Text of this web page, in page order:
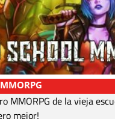
MMORPG de la vieja
mejor!